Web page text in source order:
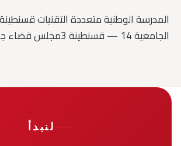
المدرسة الوطنية متعددة التقنيات
الجامعية 14 — قسنطينة 3
مجلس قضاء
لنبدأ